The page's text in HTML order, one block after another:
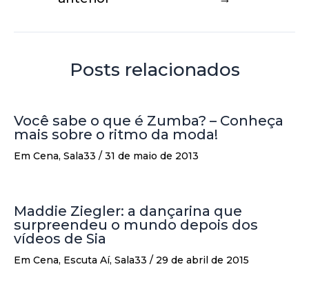
Posts relacionados
Você sabe o que é Zumba? – Conheça
mais sobre o ritmo da moda!
Em Cena, Sala33 / 31 de maio de 2013
Maddie Ziegler: a dançarina que
surpreendeu o mundo depois dos
vídeos de Sia
Em Cena, Escuta Aí, Sala33 / 29 de abril de 2015